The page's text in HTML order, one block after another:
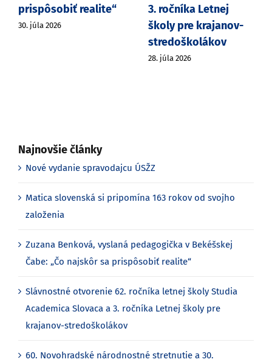
prispôsobiť realite“
30. júla 2026
3. ročníka Letnej
školy pre krajanov-
stredoškolákov
28. júla 2026
Najnovšie články
Nové vydanie spravodajcu ÚSŽZ
Matica slovenská si pripomína 163 rokov od svojho
založenia
Zuzana Benková, vyslaná pedagogička v Bekéšskej
Čabe: „Čo najskôr sa prispôsobiť realite“
Slávnostné otvorenie 62. ročníka letnej školy Studia
Academica Slovaca a 3. ročníka Letnej školy pre
krajanov-stredoškolákov
60. Novohradské národnostné stretnutie a 30.